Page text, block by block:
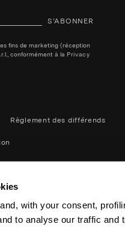
with your consent,
to analyse our traffic
S’ABONNER
fins de marketing (réception
conformément à la Privacy
Règlement des différends